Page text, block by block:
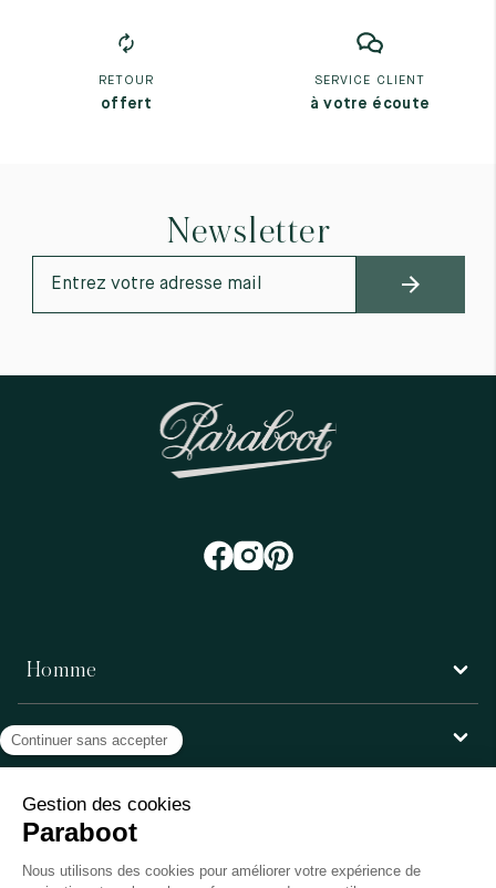
RETOUR
offert
SERVICE CLIENT
à votre écoute
Newsletter
Homme
Femme
Service client
Paraboot